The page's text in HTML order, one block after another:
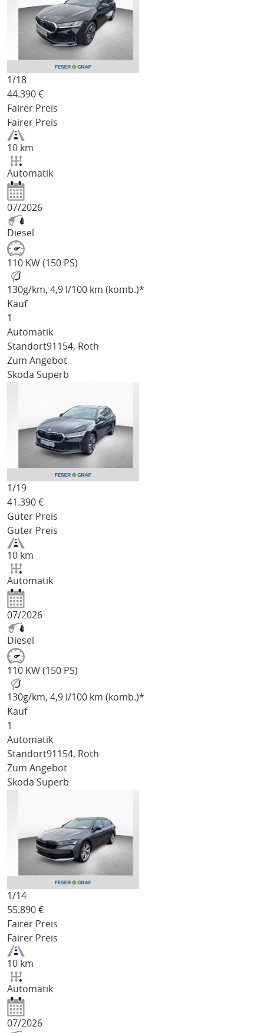
1/18
44.390 €
Fairer Preis
Fairer Preis
10 km
Automatik
07/2026
Diesel
110 KW (150 PS)
130g/km, 4,9 l/100 km (komb.)*
Kauf
1
Automatik
Standort91154, Roth
Zum Angebot
Skoda Superb
1/19
41.390 €
Guter Preis
Guter Preis
10 km
Automatik
07/2026
Diesel
110 KW (150 PS)
130g/km, 4,9 l/100 km (komb.)*
Kauf
1
Automatik
Standort91154, Roth
Zum Angebot
Skoda Superb
1/14
55.890 €
Fairer Preis
Fairer Preis
10 km
Automatik
07/2026